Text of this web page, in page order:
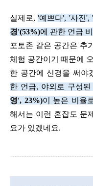
실제로,'예쁘다', '사진', '
경'(53%)에 관한 언급
포토존 같은 공간은 추
체험 공간이기 때문에
한 공간에 신경을 써야
한 언급, 야외로 구성된
영', 23%)이 높은 비율
해서는 이런 혼잡도 문
요가 있겠네요.